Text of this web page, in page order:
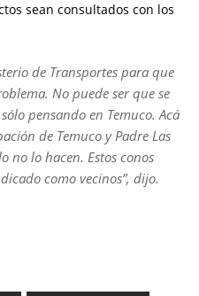
sean consultados con los
de Transportes para que
No puede ser que se
pensando en Temuco. Acá
de Temuco y Padre Las
no lo hacen. Estos conos
como vecinos”, dijo.